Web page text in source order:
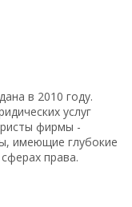
в 2010 году.
услуг
фирмы -
имеющие глубокие
права.